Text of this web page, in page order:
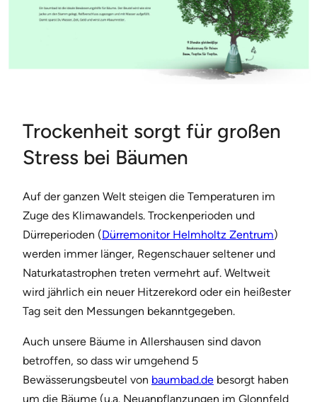
Trockenheit sorgt für großen
Stress bei Bäumen
Auf der ganzen Welt steigen die Temperaturen im
Zuge des Klimawandels. Trockenperioden und
Dürreperioden (Dürremonitor Helmholtz Zentrum)
werden immer länger, Regenschauer seltener und
Naturkatastrophen treten vermehrt auf. Weltweit
wird jährlich ein neuer Hitzerekord oder ein heißester
Tag seit den Messungen bekanntgegeben.
Auch unsere Bäume in Allershausen sind davon
betroffen, so dass wir umgehend 5
Bewässerungsbeutel von baumbad.de besorgt haben
um die Bäume (u.a. Neuanpflanzungen im Glonnfeld